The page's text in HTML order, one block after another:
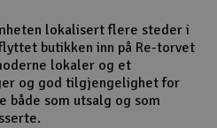
lokalisert flere steder i
butikken inn på Re-torvet
lokaler og et
og god tilgjengelighet for
både som utsalg og som